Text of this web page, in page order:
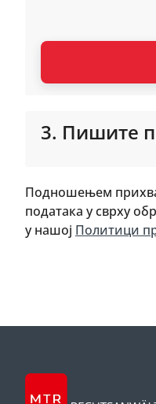
3. Пишите
Подношењем
података у сврху
у нашој Политици